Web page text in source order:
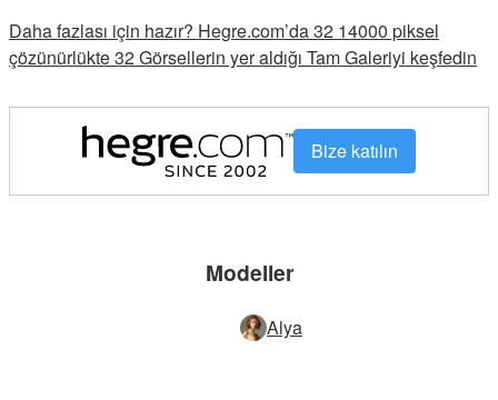
Daha fazlası için hazır? Hegre.com’da 32 14000 piksel
çözünürlükte 32 Görsellerin yer aldığı Tam Galeriyi keşfedin
Bize katılın
Modeller
Alya